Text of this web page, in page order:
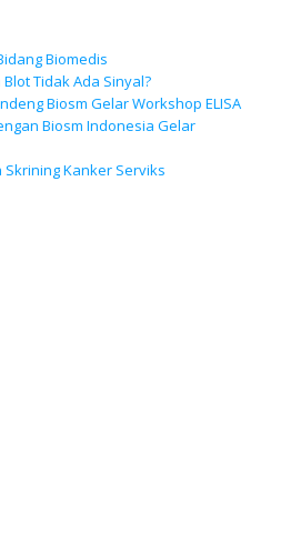
Biomedis
Tidak Ada Sinyal?
Biosm Gelar Workshop ELISA
Biosm Indonesia Gelar
Skrining Kanker Serviks